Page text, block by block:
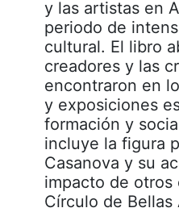
y las artistas en
periodo de
cultural. El libro
creadores y las
encontraron en
y exposiciones
formación y
incluye la figura
Casanova y su
impacto de otros
Círculo de Bellas